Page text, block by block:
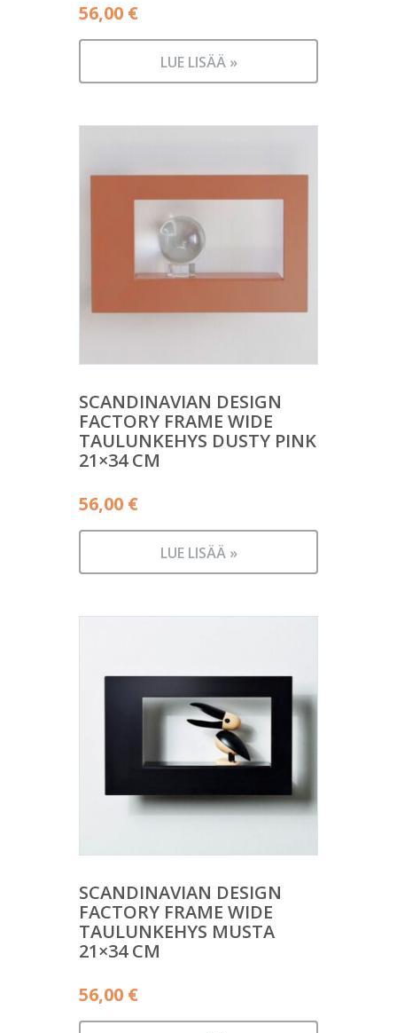
56,00 €
LUE LISÄÄ »
SCANDINAVIAN DESIGN
FACTORY FRAME WIDE
TAULUNKEHYS DUSTY PINK
21×34 CM
56,00 €
LUE LISÄÄ »
SCANDINAVIAN DESIGN
FACTORY FRAME WIDE
TAULUNKEHYS MUSTA
21×34 CM
56,00 €